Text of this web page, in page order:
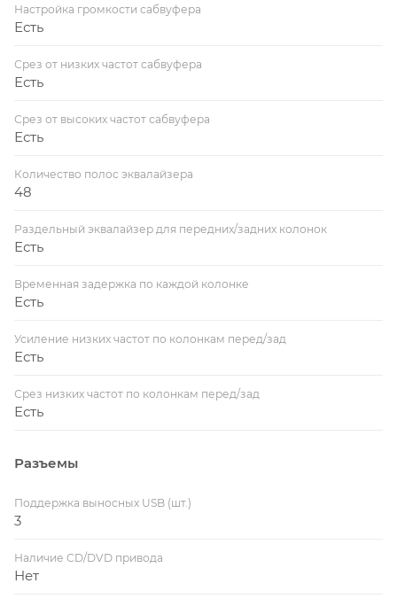
Настройка громкости сабвуфера
Есть
Срез от низких частот сабвуфера
Есть
Срез от высоких частот сабвуфера
Есть
Количество полос эквалайзера
48
Раздельный эквалайзер для передних/задних колонок
Есть
Временная задержка по каждой колонке
Есть
Усиление низких частот по колонкам перед/зад
Есть
Срез низких частот по колонкам перед/зад
Есть
Разъемы
Поддержка выносных USB (шт.)
3
Наличие CD/DVD привода
Нет